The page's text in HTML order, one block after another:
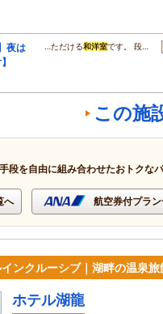
夜は
…ただける和洋室です。 段…
この施
段を自由に組み合わせたおトクな
へ 航空券付プラ
ンクルーシブ｜湖畔の温泉旅
ホテル湖龍